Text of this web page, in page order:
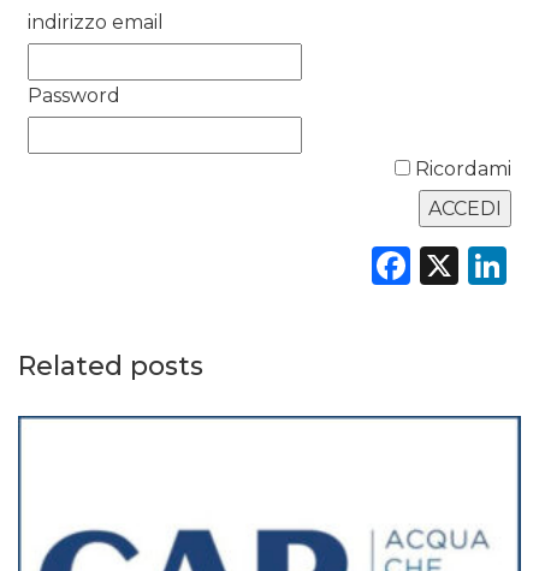
NORMATIVE
TREND
indirizzo email
Password
Ricordami
X
Related posts